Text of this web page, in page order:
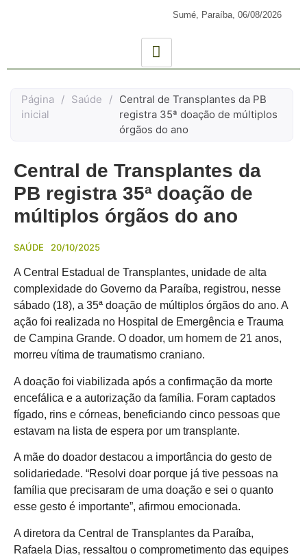
Sumé, Paraíba, 06/08/2026
Página
inicial
/ Saúde / Central de Transplantes da PB
registra 35ª doação de múltiplos
órgãos do ano
Central de Transplantes da
PB registra 35ª doação de
múltiplos órgãos do ano
SAÚDE 20/10/2025
A Central Estadual de Transplantes, unidade de alta
complexidade do Governo da Paraíba, registrou, nesse
sábado (18), a 35ª doação de múltiplos órgãos do ano. A
ação foi realizada no Hospital de Emergência e Trauma
de Campina Grande. O doador, um homem de 21 anos,
morreu vítima de traumatismo craniano.
A doação foi viabilizada após a confirmação da morte
encefálica e a autorização da família. Foram captados
fígado, rins e córneas, beneficiando cinco pessoas que
estavam na lista de espera por um transplante.
A mãe do doador destacou a importância do gesto de
solidariedade. “Resolvi doar porque já tive pessoas na
família que precisaram de uma doação e sei o quanto
esse gesto é importante”, afirmou emocionada.
A diretora da Central de Transplantes da Paraíba,
Rafaela Dias, ressaltou o comprometimento das equipes